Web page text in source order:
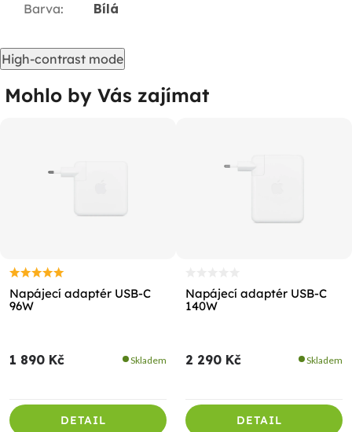
Barva: Bílá
High-contrast mode
Mohlo by Vás zajímat
Napájecí adaptér USB-C
96W
1 890 Kč Skladem
DETAIL
Napájecí adaptér USB-C
140W
2 290 Kč Skladem
DETAIL